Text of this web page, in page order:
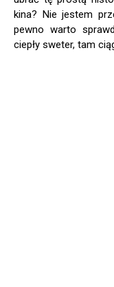
kina? Nie jestem
pewno warto
ciepły sweter, tam